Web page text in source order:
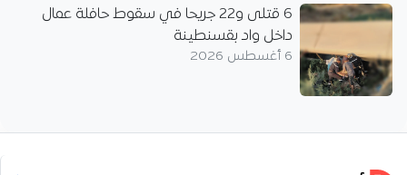
6 قتلى و22 جريحا في سقوط حافلة عمال
داخل واد بقسنطينة
6 أغسطس 2026